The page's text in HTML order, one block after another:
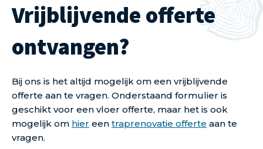
Vrijblijvende offerte
ontvangen?
Bij ons is het altijd mogelijk om een vrijblijvende
offerte aan te vragen. Onderstaand formulier is
geschikt voor een vloer offerte, maar het is ook
mogelijk om hier een traprenovatie offerte aan te
vragen.